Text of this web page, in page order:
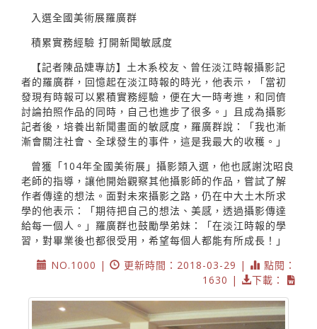
入選全國美術展羅廣群
積累實務經驗 打開新聞敏感度
【記者陳品婕專訪】土木系校友、曾任淡江時報攝影記
者的羅廣群，回憶起在淡江時報的時光，他表示，「當初
發現有時報可以累積實務經驗，便在大一時考進，和同儕
討論拍照作品的同時，自己也進步了很多。」且成為攝影
記者後，培養出新聞畫面的敏感度，羅廣群說：「我也漸
漸會關注社會、全球發生的事件，這是我最大的收穫。」
曾獲「104年全國美術展」攝影類入選，他也感謝沈昭良
老師的指導，讓他開始觀察其他攝影師的作品，嘗試了解
作者傳達的想法。面對未來攝影之路，仍在中大土木所求
學的他表示：「期待把自己的想法、美感，透過攝影傳達
給每一個人。」羅廣群也鼓勵學弟妹：「在淡江時報的學
習，對畢業後也都很受用，希望每個人都能有所成長！」
NO.1000 |
更新時間：2018-03-29 |
點閱：
1630 |
下載：